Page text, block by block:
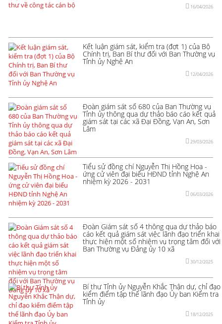
16/04/2026
Kết luận giám sát, kiểm tra (đợt 1) của Bộ
Chính trị, Ban Bí thư đối với Ban Thường vụ
Tỉnh ủy Nghệ An
12/04/2026
Đoàn giám sát số 680 của Ban Thường vụ
Tỉnh ủy thông qua dự thảo báo cáo kết quả
giám sát tại các xã Đại Đồng, Vạn An, Sơn
Lâm
29/03/2026
Tiểu sử đồng chí Nguyễn Thị Hồng Hoa -
ứng cử viên đại biểu HĐND tỉnh Nghệ An
nhiệm kỳ 2026 - 2031
06/03/2026
Đoàn Giám sát số 4 thông qua dự thảo báo
cáo kết quả giám sát việc lãnh đạo triển khai
thực hiện một số nhiệm vụ trọng tâm đối với
Ban Thường vụ Đảng ủy 10 xã
30/12/2025
Bí thư Tỉnh ủy Nguyễn Khắc Thận dự, chỉ đạo
kiểm điểm tập thể lãnh đạo Ủy ban Kiểm tra
Tỉnh ủy
18/12/2025